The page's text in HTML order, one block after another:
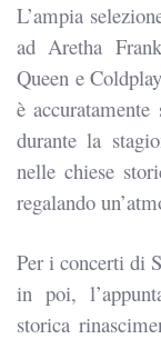
L’ampia
ad Aretha
Queen e
è
durante la
nelle chiese
regalando
Per i concerti di
in poi,
storica